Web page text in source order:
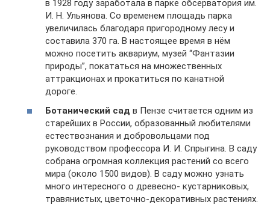
в 1928 году заработала в парке обсерватория им.
И. Н. Ульянова. Со временем площадь парка
увеличилась благодаря пригородному лесу и
составила 370 га. В настоящее время в нём
можно посетить аквариум, музей “Фантазии
природы”, покататься на множественных
аттракционах и прокатиться по канатной
дороге.
Ботанический сад в Пензе считается одним из
старейших в России, образованный любителями
естествознания и добровольцами под
руководством профессора И. И. Спрыгина. В саду
собрана огромная коллекция растений со всего
мира (около 1500 видов). В саду можно узнать
много интересного о древесно- кустарниковых,
травянистых, цветочно-декоративных растениях.